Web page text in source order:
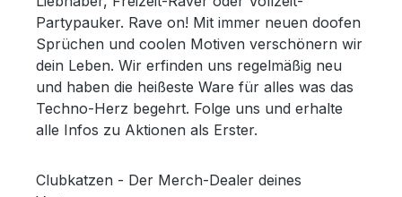
Partypauker. Rave on! Mit immer neuen doofen
Sprüchen und coolen Motiven verschönern wir
dein Leben. Wir erfinden uns regelmäßig neu
und haben die heißeste Ware für alles was das
Techno-Herz begehrt. Folge uns und erhalte
alle Infos zu Aktionen als Erster.
Clubkatzen - Der Merch-Dealer deines